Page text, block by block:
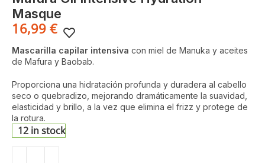
Masque
16,99 €
Mascarilla capilar intensiva con miel de Manuka y aceites
de Mafura y Baobab.
Proporciona una hidratación profunda y duradera al cabello
seco o quebradizo, mejorando dramáticamente la suavidad,
elasticidad y brillo, a la vez que elimina el frizz y protege de
la rotura.
12 in stock